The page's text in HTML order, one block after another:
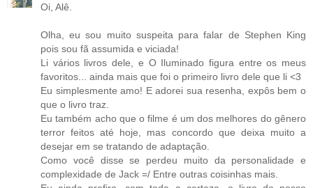
Oi, Alê.
Olha, eu sou muito suspeita para falar de Stephen King
pois sou fã assumida e viciada!
Li vários livros dele, e O Iluminado figura entre os meus
favoritos... ainda mais que foi o primeiro livro dele que li <3
Eu simplesmente amo! E adorei sua resenha, expôs bem o
que o livro traz.
Eu também acho que o filme é um dos melhores do gênero
terror feitos até hoje, mas concordo que deixa muito a
desejar em se tratando de adaptação.
Como você disse se perdeu muito da personalidade e
complexidade de Jack =/ Entre outras coisinhas mais.